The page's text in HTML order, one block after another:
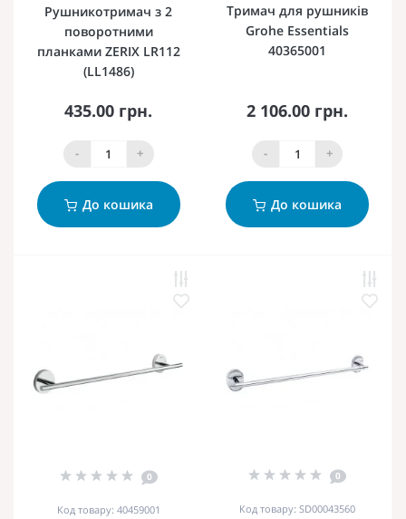
Рушникотримач з 2
поворотними
планками ZERIX LR112
(LL1486)
435.00 грн.
- +
До кошика
Тримач для рушників
Grohe Essentials
40365001
2 106.00 грн.
- +
До кошика
0
Код товару: 40459001
0
Код товару: SD00043560